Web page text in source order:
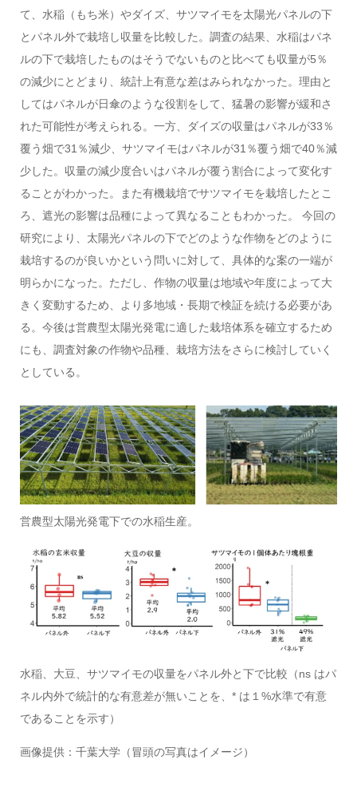
て、水稲（もち米）やダイズ、サツマイモを太陽光パネルの下
とパネル外で栽培し収量を比較した。調査の結果、水稲はパネ
ルの下で栽培したものはそうでないものと比べても収量が5％
の減少にとどまり、統計上有意な差はみられなかった。理由と
してはパネルが日傘のような役割をして、猛暑の影響が緩和さ
れた可能性が考えられる。一方、ダイズの収量はパネルが33％
覆う畑で31％減少、サツマイモはパネルが31％覆う畑で40％減
少した。収量の減少度合いはパネルが覆う割合によって変化す
ることがわかった。また有機栽培でサツマイモを栽培したとこ
ろ、遮光の影響は品種によって異なることもわかった。 今回の
研究により、太陽光パネルの下でどのような作物をどのように
栽培するのが良いかという問いに対して、具体的な案の一端が
明らかになった。ただし、作物の収量は地域や年度によって大
きく変動するため、より多地域・長期で検証を続ける必要があ
る。今後は営農型太陽光発電に適した栽培体系を確立するため
にも、調査対象の作物や品種、栽培方法をさらに検討していく
としている。
営農型太陽光発電下での水稲生産。
水稲、大豆、サツマイモの収量をパネル外と下で比較（ns はパ
ネル内外で統計的な有意差が無いことを、* は１%水準で有意
であることを示す）
画像提供：千葉大学（冒頭の写真はイメージ）